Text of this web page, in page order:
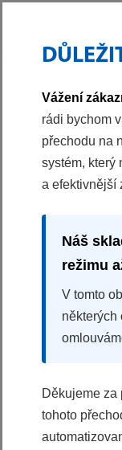
STOLNÍ MIXÉR
PHTB 6001
100%
Vhodný k drcení
Skleněná nádoba
Víko s otvorem
Vážení
rádi bychom
přechodu na
systém, který
a efektivnější
Náš
režimu
V tomto
některých
Děkujeme za
tohoto